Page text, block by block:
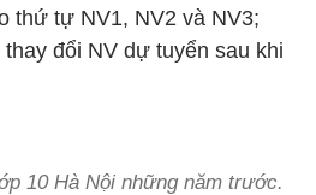
thứ tự NV1, NV2 và NV3;
đổi NV dự tuyển sau khi
10 Hà Nội những năm trước.